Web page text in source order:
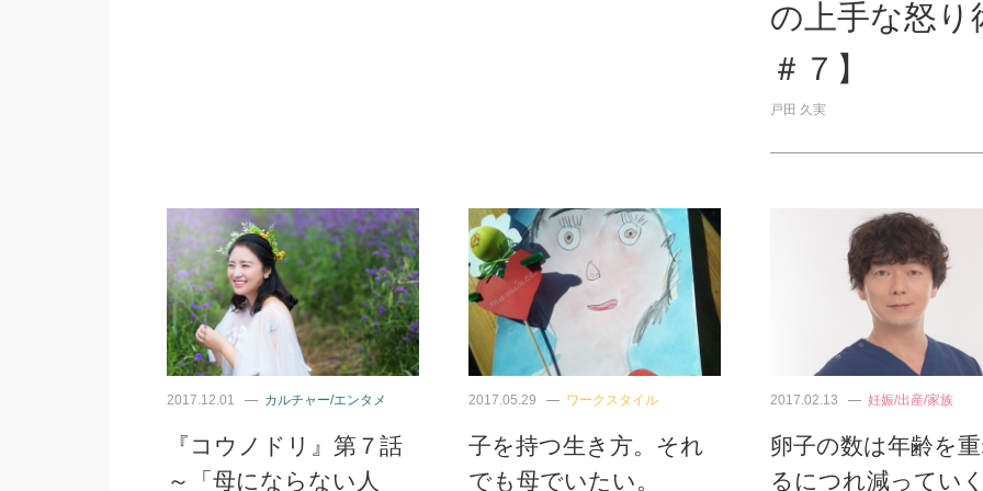
の上手な怒り
＃７】
戸田 久実
2017.12.01 カルチャー/エンタメ
『コウノドリ』第７話
～「母にならない人
2017.05.29 ワークスタイル
子を持つ生き方。それ
でも母でいたい。
2017.02.13 妊娠/出産/家族
卵子の数は年齢を
るにつれ減っていく